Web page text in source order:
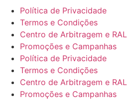
Política de Privacidade
Termos e Condições
Centro de Arbitragem e RAL
Promoções e Campanhas
Política de Privacidade
Termos e Condições
Centro de Arbitragem e RAL
Promoções e Campanhas